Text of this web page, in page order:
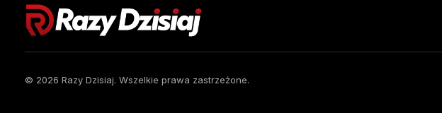
© 2026 Razy Dzisiaj. Wszelkie prawa zastrzeżone.